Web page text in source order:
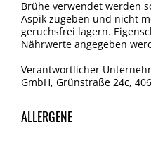
Brühe verwendet werden
Aspik zugeben und nicht
geruchsfrei lagern.
Nährwerte angegeben
Verantwortlicher
GmbH, Grünstraße 24c,
ALLERGENE